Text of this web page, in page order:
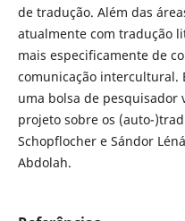
de tradução. Além das
atualmente com tradução
mais especificamente de
comunicação intercultural.
uma bolsa de pesquisador
projeto sobre os (auto-
Schopflocher e Sándor
Abdolah.